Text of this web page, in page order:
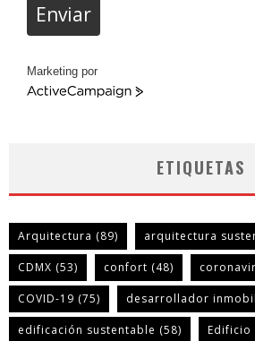
Enviar
Marketing por
ActiveCampaign
ETIQUETAS
Arquitectura (89) arquitectura
CDMX (53) confort (48)
COVID-19 (75) desarrollador
edificación sustentable (58) Edificio